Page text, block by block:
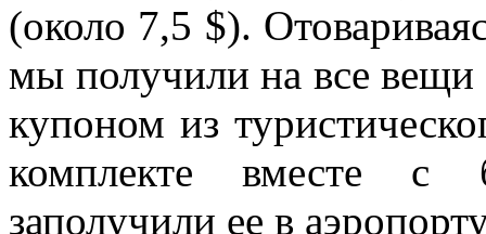
(около 7,5 $).
мы получили на все вещи
купоном из
комплекте вместе с
заполучили ее в